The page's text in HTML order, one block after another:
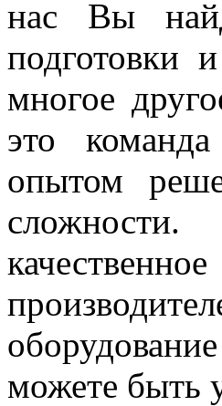
нас Вы
подготовки
многое
это
опытом
можете быть